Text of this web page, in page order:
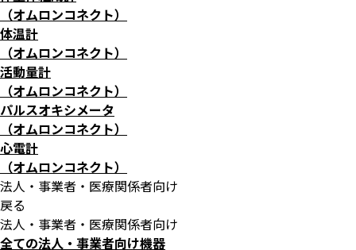
（オムロンコネクト）
体温計
（オムロンコネクト）
活動量計
（オムロンコネクト）
パルスオキシメータ
（オムロンコネクト）
心電計
（オムロンコネクト）
法人・事業者・医療関係者向け
戻る
法人・事業者・医療関係者向け
全ての法人・事業者向け機器